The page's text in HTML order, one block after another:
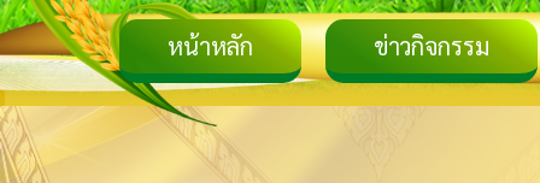
หน้าหลัก ข่าวกิจกรรม